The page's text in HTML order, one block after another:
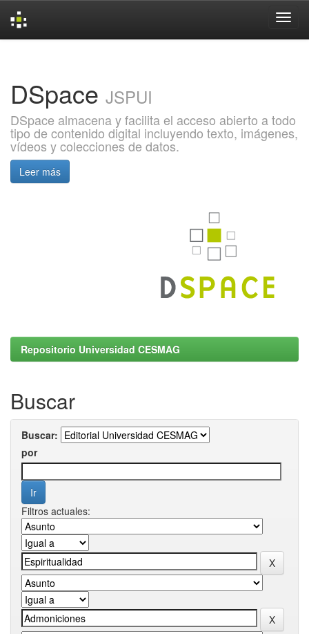
DSpace JSPUI
DSpace almacena y facilita el acceso abierto a todo
tipo de contenido digital incluyendo texto, imágenes,
vídeos y colecciones de datos.
Leer más
Repositorio Universidad CESMAG
Buscar
Buscar:
por
Filtros actuales: